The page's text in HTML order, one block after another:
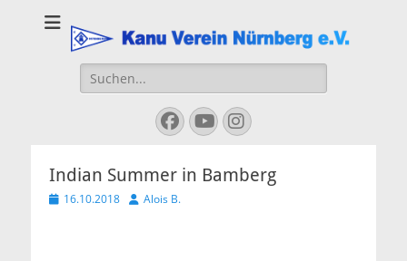
Kanu Verein
Nuernberg
Suchen
nach:
Facebook
YouTube
Instagram
Indian Summer in Bamberg
Veröffentlicht
16.10.2018 AutorAlois B.